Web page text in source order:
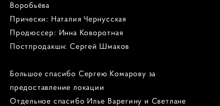
Воробьёва
Прически: Наталия Чернусская
Продюссер: Инна Коворотная
Постпродакшн: Сергей Шмаков
Большое спасибо Сергею Комарову за
предоставление локации
Отдельное спасибо Илье Варегину и Светлане